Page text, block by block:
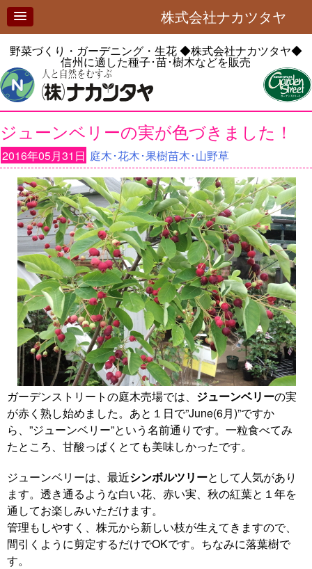
株式会社ナカツタヤ
野菜づくり・ガーデニング・生花◆株式会社ナカツタヤ◆
信州に適した種子･苗･樹木などを販売
ジューンベリーの実が色づきました！
2016年05月31日 庭木･花木･果樹苗木･山野草
ガーデンストリートの庭木売場では、 ジューンベリーの実
が赤く熟し始めました。あと１日で”June(6月)”ですか
ら、”ジューンベリー”という名前通りです。一粒食べてみ
たところ、甘酸っぱくとても美味しかったです。
ジューンベリーは、最近シンボルツリーとして人気があり
ます。透き通るような白い花、赤い実、秋の紅葉と１年を
通してお楽しみいただけます。
管理もしやすく、株元から新しい枝が生えてきますので、
間引くように剪定するだけでOKです。ちなみに落葉樹で
す。